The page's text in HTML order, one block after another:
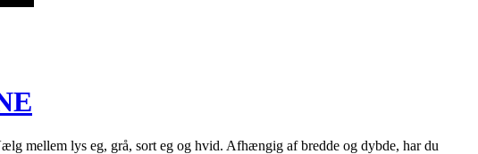
mellem lys eg, grå, sort eg og hvid. Afhængig af bredde og dybde, har du